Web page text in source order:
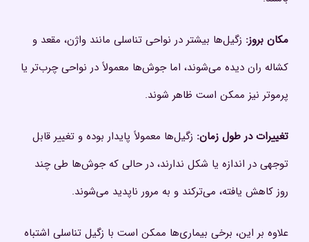
مکان بروز: زگیل‌ها بیشتر در نواحی تناسلی مانند واژن، مقعد و
کشاله ران دیده می‌شوند، اما جوش‌ها معمولاً در نواحی چرب‌تر یا
پرموتر نیز ممکن است ظاهر شوند.
تغییرات در طول زمان: زگیل‌ها معمولاً پایدار بوده و تغییر قابل
توجهی در اندازه یا شکل ندارند، در حالی که جوش‌ها طی چند
روز کاهش یافته، می‌ترکند و به مرور ناپدید می‌شوند.
علاوه بر این، برخی بیماری‌ها ممکن است با زگیل تناسلی اشتباه